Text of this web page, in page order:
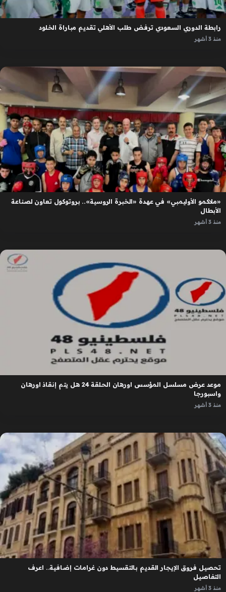
رابطة الدوري السعودي ترفض طلب الأهلي تقديم مباراة الخلود
منذ 3 أشهر
«ملاكمو الأوليمبي» في عهدة «الخبرة الروسية».. بروتوكول تعاون لصناعة
الأبطال
منذ 3 أشهر
موعد عرض مسلسل المؤسس اورهان الحلقة 24 هل يتم إنقاذ اورهان
واسبورجا
منذ 3 أشهر
تحصيل فروق الإيجار القديم بالتقسيط دون غرامات إضافية.. اعرف
التفاصيل
منذ 3 أشهر